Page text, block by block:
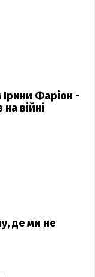
Фаріон -
війні
де ми не